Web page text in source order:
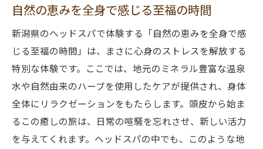
自然の恵みを全身で感じる至福の時間
新潟県のヘッドスパで体験する「自然の恵みを全身で感
じる至福の時間」は、まさに心身のストレスを解放する
特別な体験です。ここでは、地元のミネラル豊富な温泉
水や自然由来のハーブを使用したケアが提供され、身体
全体にリラクゼーションをもたらします。頭皮から始ま
るこの癒しの旅は、日常の喧騒を忘れさせ、新しい活力
を与えてくれます。ヘッドスパの中でも、このような地